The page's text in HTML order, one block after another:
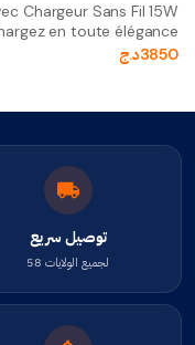
Chargeur Sans Fil 15W
en toute élégance
3850د.ج
توصيل سريع
لجميع الولايات 58